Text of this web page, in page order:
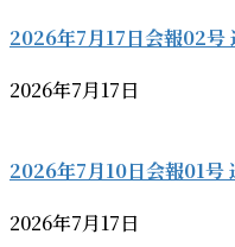
2026年7月17日会報02号
2026年7月17日
2026年7月10日会報01号
2026年7月17日